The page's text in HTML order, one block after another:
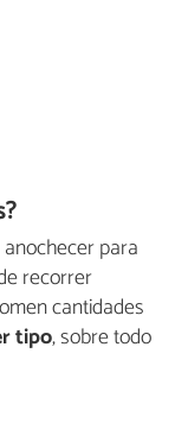
para
recorrer
cantidades
tipo, sobre todo